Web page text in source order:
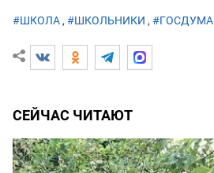
#ШКОЛА , #ШКОЛЬНИКИ , #ГОСДУМА
СЕЙЧАС ЧИТАЮТ